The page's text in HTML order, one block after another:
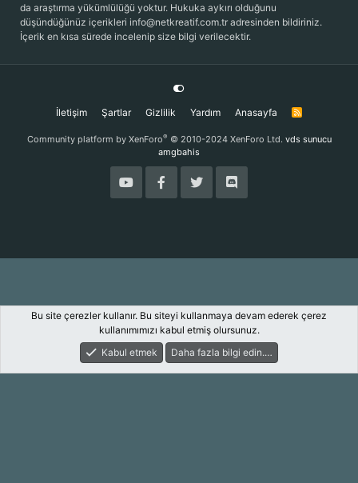
da araştırma yükümlülüğü yoktur. Hukuka aykırı olduğunu
düşündüğünüz içerikleri info@netkreatif.com.tr adresinden bildiriniz.
İçerik en kısa sürede incelenip size bilgi verilecektir.
İletişim Şartlar Gizlilik Yardım Anasayfa
R
Community platform by XenForo® © 2010-2024 XenForo Ltd. vds sunucu
amgbahis
Keşfet Giriş Yap Kayıt Ol
Bu site çerezler kullanır. Bu siteyi kullanmaya devam ederek çerez
kullanımımızı kabul etmiş olursunuz.
Kabul etmek
Daha fazla bilgi edin.…